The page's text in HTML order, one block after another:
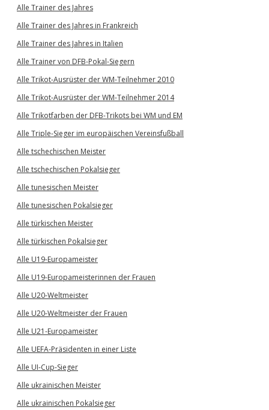
Alle Trainer des Jahres
Alle Trainer des Jahres in Frankreich
Alle Trainer des Jahres in Italien
Alle Trainer von DFB-Pokal-Siegern
Alle Trikot-Ausrüster der WM-Teilnehmer 2010
Alle Trikot-Ausrüster der WM-Teilnehmer 2014
Alle Trikotfarben der DFB-Trikots bei WM und EM
Alle Triple-Sieger im europäischen Vereinsfußball
Alle tschechischen Meister
Alle tschechischen Pokalsieger
Alle tunesischen Meister
Alle tunesischen Pokalsieger
Alle türkischen Meister
Alle türkischen Pokalsieger
Alle U19-Europameister
Alle U19-Europameisterinnen der Frauen
Alle U20-Weltmeister
Alle U20-Weltmeister der Frauen
Alle U21-Europameister
Alle UEFA-Präsidenten in einer Liste
Alle UI-Cup-Sieger
Alle ukrainischen Meister
Alle ukrainischen Pokalsieger